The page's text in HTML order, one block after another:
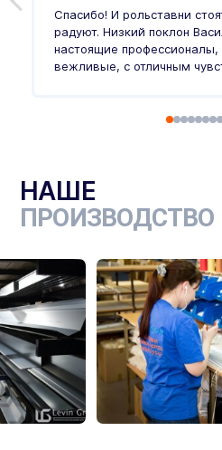
Спасибо! И рольставни
радуют. Низкий поклон
настоящие
вежливые, с отличным
НАШЕ
ПРОИЗВОДСТВО